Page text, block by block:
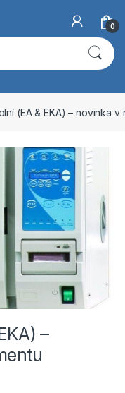
0
(EA & EKA) – novinka v
–